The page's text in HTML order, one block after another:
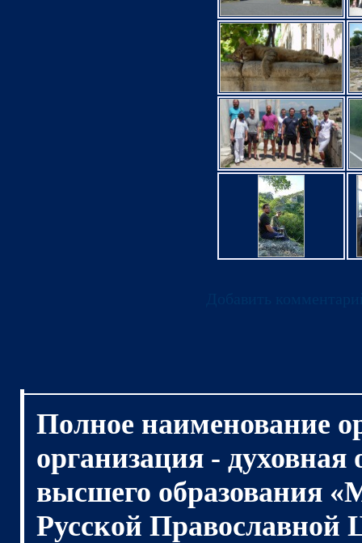
Полное наименование
организация - духовная
высшего образования
Русской Православной